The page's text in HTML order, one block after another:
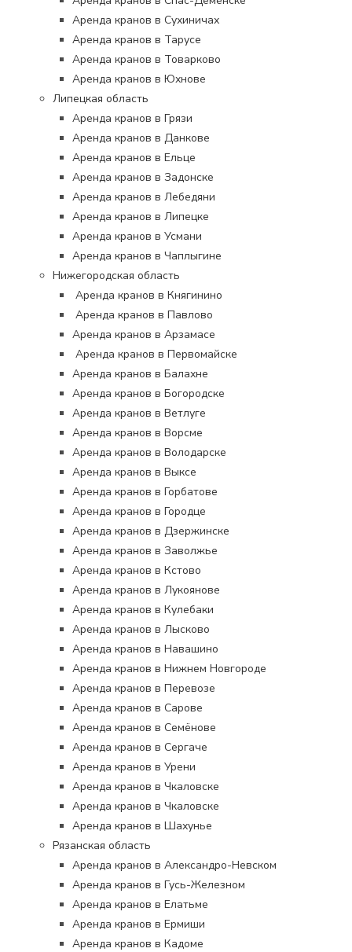
Аренда кранов в Сухиничах
Аренда кранов в Тарусе
Аренда кранов в Товарково
Аренда кранов в Юхнове
Липецкая область
Аренда кранов в Грязи
Аренда кранов в Данкове
Аренда кранов в Ельце
Аренда кранов в Задонске
Аренда кранов в Лебедяни
Аренда кранов в Липецке
Аренда кранов в Усмани
Аренда кранов в Чаплыгине
Нижегородская область
Аренда кранов в Княгинино
Аренда кранов в Павлово
Аренда кранов в Арзамасе
Аренда кранов в Первомайске
Аренда кранов в Балахне
Аренда кранов в Богородске
Аренда кранов в Ветлуге
Аренда кранов в Ворсме
Аренда кранов в Володарске
Аренда кранов в Выксе
Аренда кранов в Горбатове
Аренда кранов в Городце
Аренда кранов в Дзержинске
Аренда кранов в Заволжье
Аренда кранов в Кстово
Аренда кранов в Лукоянове
Аренда кранов в Кулебаки
Аренда кранов в Лысково
Аренда кранов в Навашино
Аренда кранов в Нижнем Новгороде
Аренда кранов в Перевозе
Аренда кранов в Сарове
Аренда кранов в Семёнове
Аренда кранов в Сергаче
Аренда кранов в Урени
Аренда кранов в Чкаловске
Аренда кранов в Чкаловске
Аренда кранов в Шахунье
Рязанская область
Аренда кранов в Александро-Невском
Аренда кранов в Гусь-Железном
Аренда кранов в Елатьме
Аренда кранов в Ермиши
Аренда кранов в Кадоме